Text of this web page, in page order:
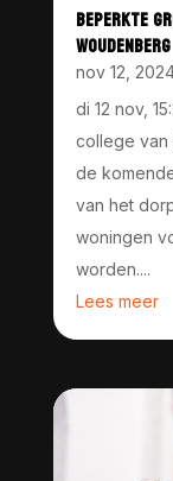
BEPERKTE
WOUDENBERG
nov 12,
di 12 nov,
college van
de
van het
woningen
worden....
Lees meer